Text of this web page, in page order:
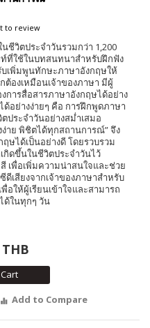
to review
ชีวิตประจำวันรวมกว่า 1,200
ที่ใช้ในบทสนทนาสำหรับฝึกฟัง
บเพิ่มพูนทักษะภาษาอังกฤษให้
ต้องเหมือนเจ้าของภาษา มีผู้
ารสื่อสารภาษาอังกฤษได้อย่าง
อย่างง่ายๆ คือ การฝึกพูดภาษา
ประจำวันอย่างสม่ำเสมอ
าย พิชิตได้ทุกสถานการณ์” จึง
ษได้เป็นอย่างดี โดยรวบรวม
กิดขึ้นในชีวิตประจำวันไว้
เพื่อเพิ่มความน่าสนใจและช่วย
เสียงจากเจ้าของภาษาสำหรับ
อให้ผู้เรียนเข้าใจและสามารถ
ด้ในทุกๆ วัน
Add to Compare